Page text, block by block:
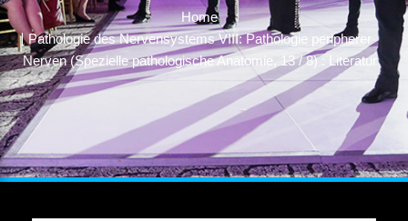
Home
Pathologie des Nervensystems VIII: Pathologie peripherer
Nerven (Spezielle pathologische Anatomie, 13 / 8) : Literatur